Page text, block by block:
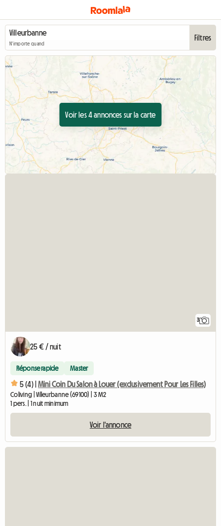
N'importe quand
Filtres
Voir les 4 annonces sur la carte
3
25 € / nuit
Réponse rapide Master
5 (4) | Mini Coin Du Salon à Louer (exclusivement Pour Les Filles)
Coliving | Villeurbanne (69100) | 3 M2
1 pers. | 1 nuit minimum
Voir l'annonce